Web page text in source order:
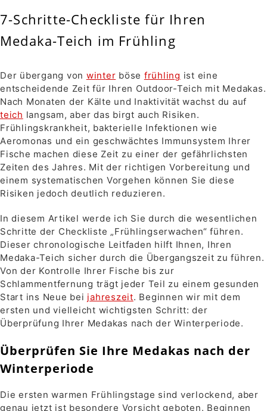
7-Schritte-Checkliste für Ihren
Medaka-Teich im Frühling
Der übergang von winter böse frühling ist eine
entscheidende Zeit für Ihren Outdoor-Teich mit Medakas.
Nach Monaten der Kälte und Inaktivität wachst du auf
teich langsam, aber das birgt auch Risiken.
Frühlingskrankheit, bakterielle Infektionen wie
Aeromonas und ein geschwächtes Immunsystem Ihrer
Fische machen diese Zeit zu einer der gefährlichsten
Zeiten des Jahres. Mit der richtigen Vorbereitung und
einem systematischen Vorgehen können Sie diese
Risiken jedoch deutlich reduzieren.
In diesem Artikel werde ich Sie durch die wesentlichen
Schritte der Checkliste „Frühlingserwachen“ führen.
Dieser chronologische Leitfaden hilft Ihnen, Ihren
Medaka-Teich sicher durch die Übergangszeit zu führen.
Von der Kontrolle Ihrer Fische bis zur
Schlammentfernung trägt jeder Teil zu einem gesunden
Start ins Neue bei jahreszeit. Beginnen wir mit dem
ersten und vielleicht wichtigsten Schritt: der
Überprüfung Ihrer Medakas nach der Winterperiode.
Überprüfen Sie Ihre Medakas nach der
Winterperiode
Die ersten warmen Frühlingstage sind verlockend, aber
genau jetzt ist besondere Vorsicht geboten. Beginnen